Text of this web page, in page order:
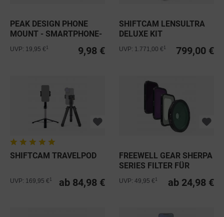
PEAK DESIGN PHONE
MOUNT - SMARTPHONE-
HALTERUNG...
9,98 €
UVP: 19,95 €
SHIFTCAM LENSULTRA
DELUXE KIT
799,00 €
UVP: 1.771,00 €
SHIFTCAM TRAVELPOD
ab 84,98 €
UVP: 169,95 €
FREEWELL GEAR SHERPA
SERIES FILTER FÜR
SAMSUNG...
ab 24,98 €
UVP: 49,95 €